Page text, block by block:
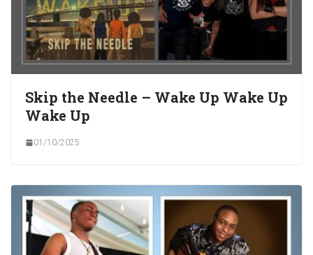
Skip the Needle – Wake Up Wake Up
Wake Up
01/10/2025